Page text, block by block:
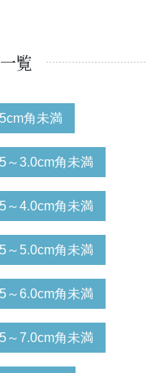
覧
角未満
～3.0cm角未満
～4.0cm角未満
～5.0cm角未満
～6.0cm角未満
～7.0cm角未満